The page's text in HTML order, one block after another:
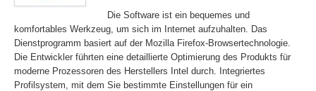
Die Software ist ein bequemes und
komfortables Werkzeug, um sich im Internet aufzuhalten. Das
Dienstprogramm basiert auf der Mozilla Firefox-Browsertechnologie.
Die Entwickler führten eine detaillierte Optimierung des Produkts für
moderne Prozessoren des Herstellers Intel durch. Integriertes
Profilsystem, mit dem Sie bestimmte Einstellungen für ein